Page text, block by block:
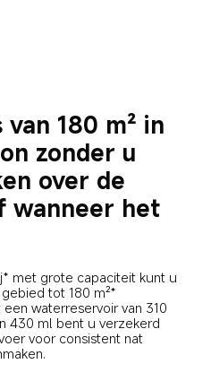
180 m² in
zonder u
over de
wanneer het
met grote capaciteit kunt u
tot 180 m²*
waterreservoir van 310
430 ml bent u verzekerd
voor consistent nat